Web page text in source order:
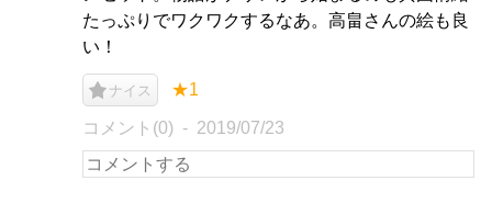
たっぷりでワクワクするなあ。高畠さんの絵も良
い！
ナイス ★1
コメント(0) 2019/07/23